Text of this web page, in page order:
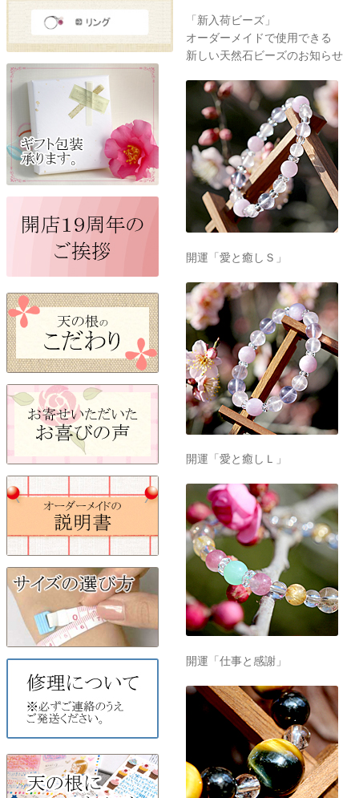
「新入荷ビーズ」
オーダーメイドで使用できる
新しい天然石ビーズのお知らせ
開運「愛と癒しＳ」
開運「愛と癒しＬ」
開運「仕事と感謝」